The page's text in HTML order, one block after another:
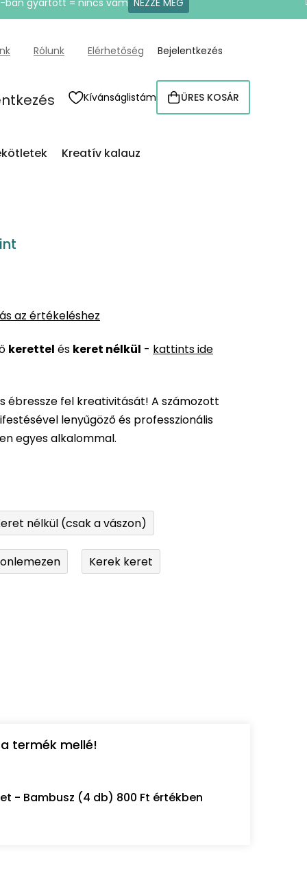
ban gyártott = nincs vám NÉZZE MEG
Rólunk Elérhetőség Bejelentkezés
Kívánságlistám KOSÁR
ÜRES KOSÁR
Kreatív kalauz
az értékeléshez
kerettel és keret nélkül - kattints ide
ébressze fel kreativitását! A számozott
lenyűgöző és professzionális
egyes alkalommal.
nélkül (csak a vászon)
Kerek keret
termék mellé!
- Bambusz (4 db) 800 Ft értékben